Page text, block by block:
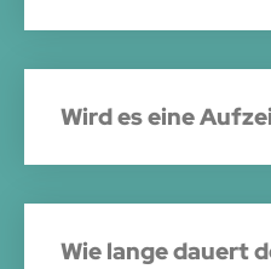
Wird es eine
Wie lange dauert